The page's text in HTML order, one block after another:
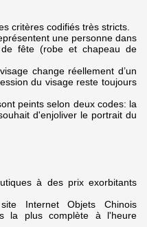
critères codifiés très stricts.
une personne dans
fête (robe et chapeau de
change réellement d’un
du visage reste toujours
peints selon deux codes: la
d'enjoliver le portrait du
à des prix exorbitants
Internet Objets Chinois
la plus complète à l'heure